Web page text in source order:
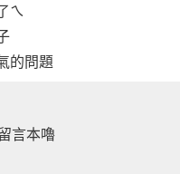
ㄟ
的問題
言本嚕